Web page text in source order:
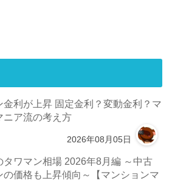
金利が上昇 固定金利？変動金利？マ
ニア流の考え方
2026年08月05日
タワマン相場 2026年8月編 ～中古
の価格も上昇傾向～【マンションマ